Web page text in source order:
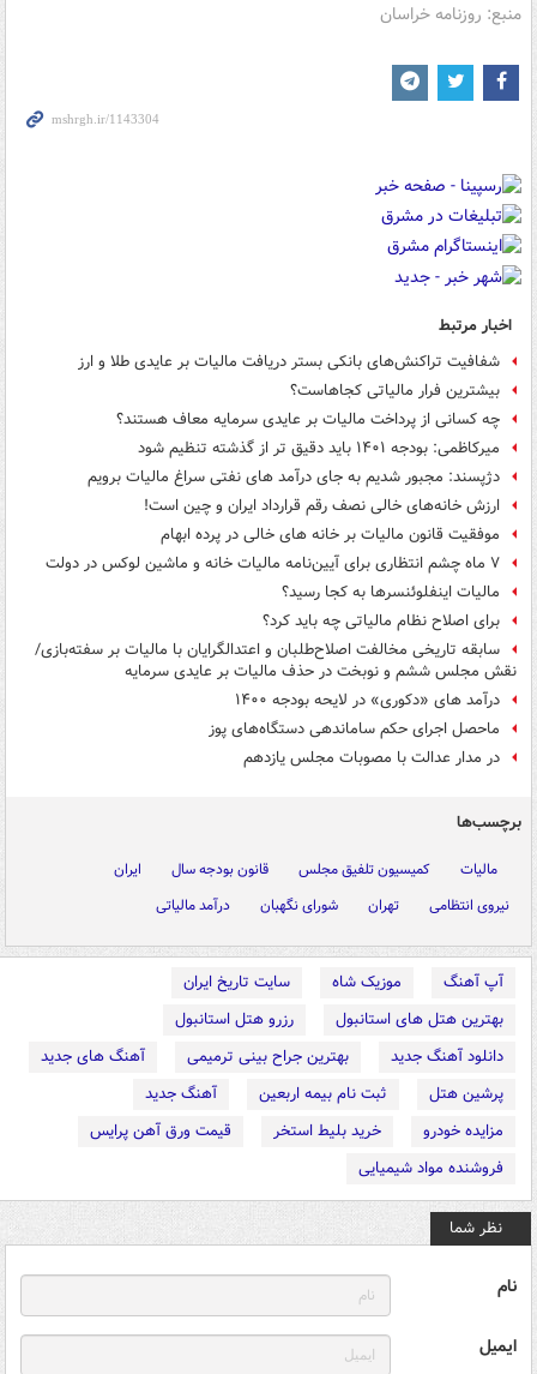
منبع: روزنامه خراسان
اخبار مرتبط
شفافیت تراکنش‌های بانکی بستر دریافت مالیات بر عایدی طلا و ارز
بیشترین فرار مالیاتی کجاهاست؟
چه کسانی از پرداخت مالیات بر عایدی سرمایه معاف هستند؟
میرکاظمی: بودجه ۱۴۰۱ باید دقیق تر از گذشته تنظیم شود
دژپسند: مجبور شدیم به جای درآمد های نفتی سراغ مالیات برویم
ارزش خانه‌های خالی نصف رقم قرارداد ایران و چین است!
موفقیت قانون مالیات بر خانه های خالی در پرده ابهام
۷ ماه چشم انتظاری برای آیین‌نامه مالیات خانه‌ و ماشین لوکس در دولت
مالیات اینفلوئنسرها به کجا رسید؟
برای اصلاح نظام مالیاتی چه باید کرد؟
سابقه تاریخی مخالفت اصلاح‌طلبان و اعتدالگرایان با مالیات بر سفته‌بازی/
نقش مجلس ششم و نوبخت در حذف مالیات بر عایدی سرمایه
درآمد های «دکوری» در لایحه بودجه ۱۴۰۰
ماحصل اجرای حکم ساماندهی دستگاه‌های پوز
در مدار عدالت با مصوبات مجلس یازدهم
برچسب‌ها
مالیات کمیسیون تلفیق مجلس قانون بودجه سال
ایران
نیروی انتظامی
تهران شورای نگهبان درآمد مالیاتی
آپ آهنگ موزیک شاه
سایت تاریخ ایران
بهترین هتل های استانبول
رزرو هتل استانبول
دانلود آهنگ جدید
بهترین جراح بینی ترمیمی
آهنگ های جدید
پرشین هتل
ثبت نام بیمه اربعین
آهنگ جدید
مزایده خودرو
خرید بلیط استخر
قیمت ورق آهن پرایس
فروشنده مواد شیمیایی
نظر شما
نام
ایمیل